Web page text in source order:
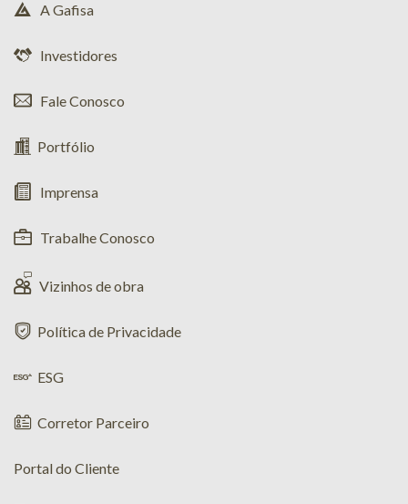
A Gafisa
Investidores
Fale Conosco
Portfólio
Imprensa
Trabalhe Conosco
Vizinhos de obra
Política de Privacidade
ESG
Corretor Parceiro
Portal do Cliente